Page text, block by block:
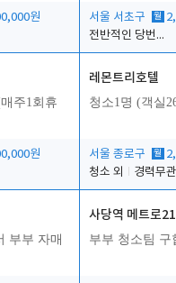
원
서울 서초구 월
전반적인 당번업무
주1회휴
원
레몬트리호텔
청소1명 (객실
서울 종로구 월
청소 외
경력무관
부부 자매
사당역 메트로21
부부 청소팀 구